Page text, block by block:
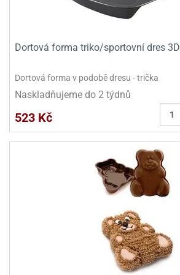
Dortová forma triko/sportovní dres 3D
Dortová forma v podobě dresu - trička
Naskladňujeme do 2 týdnů
523 Kč